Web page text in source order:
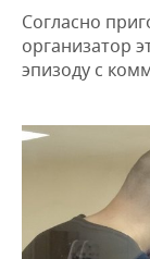
КОРОЛИ
ВУЗЫ
КОМУ
ТОРГОВЫЕ
ТАТАРСТАНА
ФИНАНСЫ
БАНКИ
БЮДЖЕТ
ИНВЕСТИЦИИ
НОВОСТИ
НЕФТЕХИМИЯ
НЕФТЬ
НОВОСТИ
АВТО
НОВОСТИ
БИЗНЕС
НОВОСТИ
РОЗНИЧНАЯ
ТЕХНОЛОГИИ
НОВОСТИ
МЕРОПРИЯТИЯ
Согласно
организатор
эпизоду с